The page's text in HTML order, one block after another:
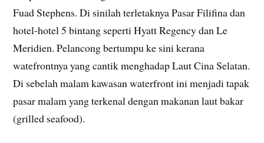
Fuad Stephens. Di sinilah terletaknya Pasar Filifina dan
hotel-hotel 5 bintang seperti Hyatt Regency dan Le
Meridien. Pelancong bertumpu ke sini kerana
watefrontnya yang cantik menghadap Laut Cina Selatan.
Di sebelah malam kawasan waterfront ini menjadi tapak
pasar malam yang terkenal dengan makanan laut bakar
(grilled seafood).